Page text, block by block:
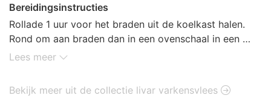
Bereidingsinstructies
Rollade 1 uur voor het braden uit de koelkast halen.
Rond om aan braden dan in een ovenschaal in een
voor verwarmde oven van 140 graden . Bereidingstijd
Lees meer
Bekijk meer uit de collectie livar varkensvlees